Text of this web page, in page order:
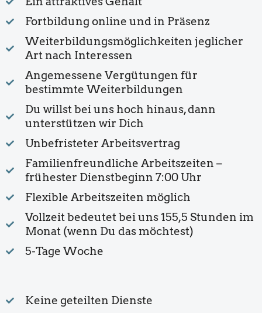
Fortbildung online und in Präsenz
Weiterbildungsmöglichkeiten jeglicher
Art nach Interessen
Angemessene Vergütungen für
bestimmte Weiterbildungen
Du willst bei uns hoch hinaus, dann
unterstützen wir Dich
Unbefristeter Arbeitsvertrag
Familienfreundliche Arbeitszeiten –
frühester Dienstbeginn 7:00 Uhr
Flexible Arbeitszeiten möglich
Vollzeit bedeutet bei uns 155,5 Stunden im
Monat (wenn Du das möchtest)
5-Tage Woche
Keine geteilten Dienste